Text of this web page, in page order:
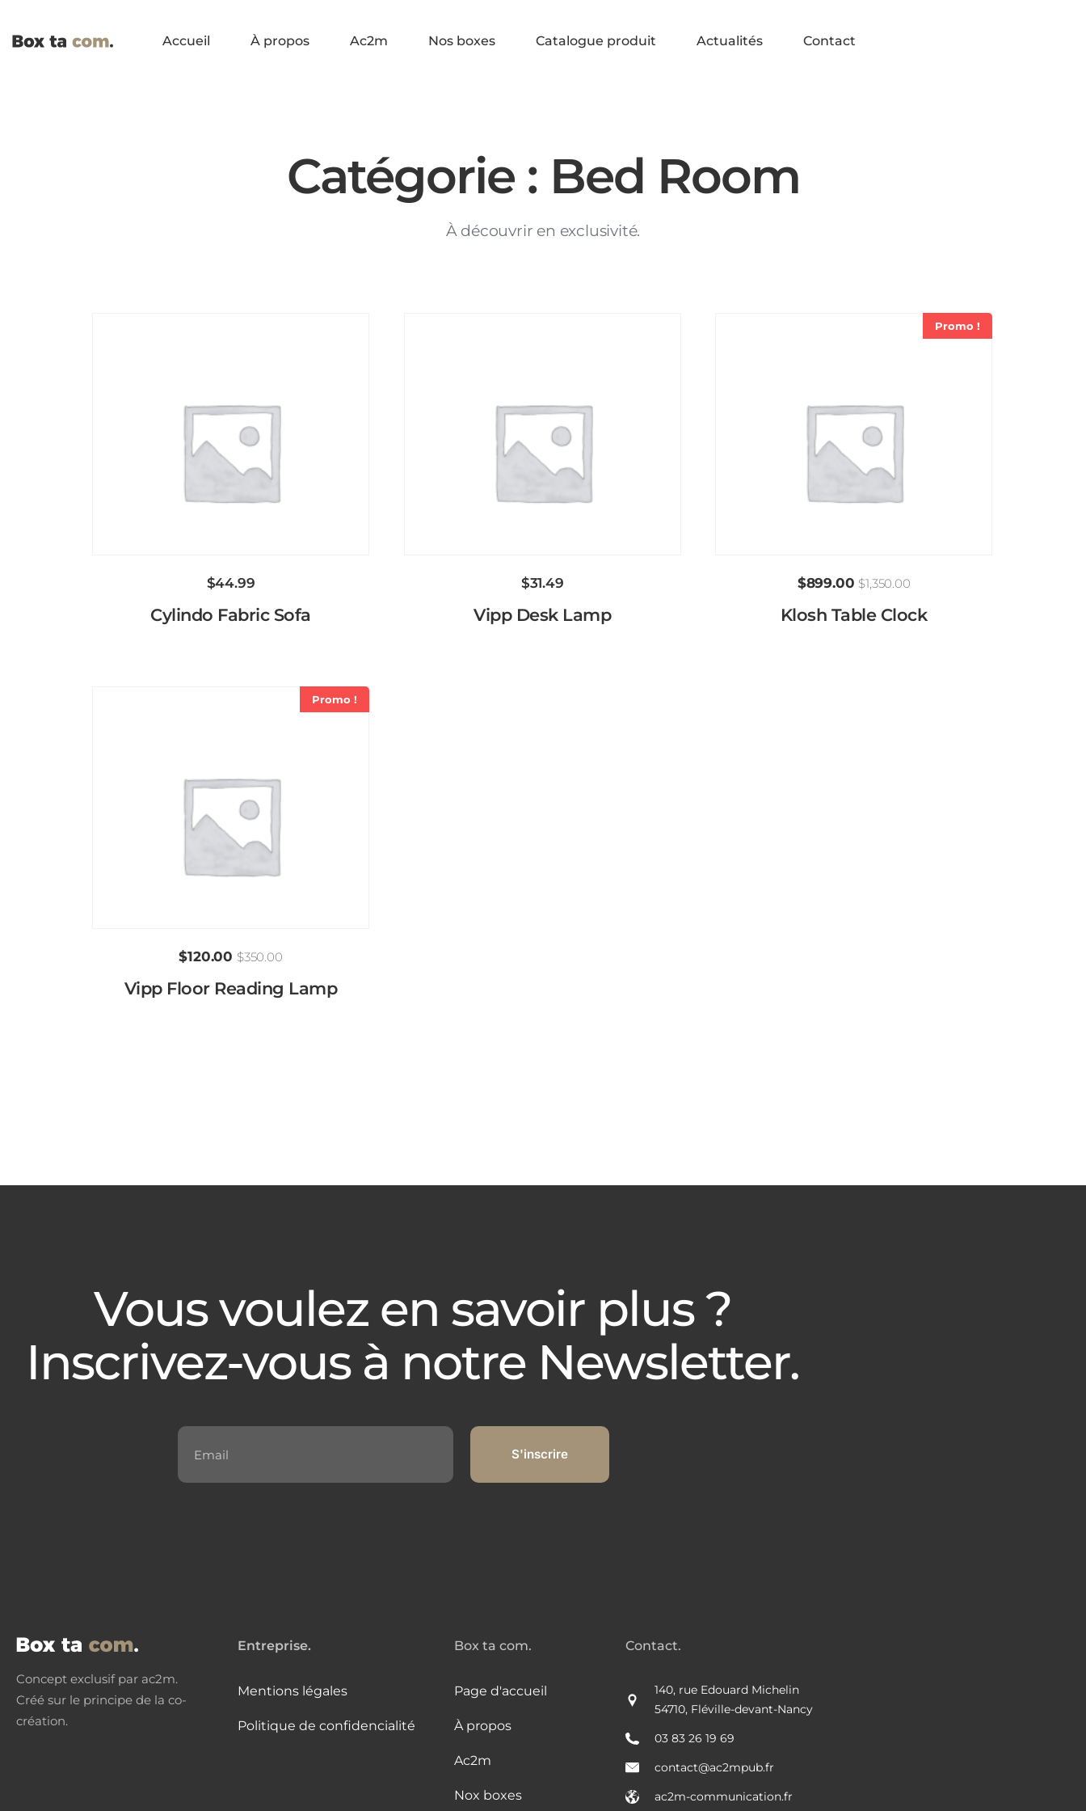
Accueil À propos Ac2m Nos boxes Catalogue produit Actualités Contact
Catégorie : Bed Room
À découvrir en exclusivité.
Cylindo Fabric Sofa
$44.99
Vipp Desk Lamp
$31.49
Promo !
Klosh Table Clock
$1,350.00
$899.00
Promo !
Vipp Floor Reading Lamp
$350.00
$120.00
Vous voulez en savoir plus ?
Inscrivez-vous à notre Newsletter.
Concept exclusif par ac2m.
Créé sur le principe de la co-
création.
Entreprise.
Mentions légales
Politique de confidencialité
Box ta com.
Page d'accueil
À propos
Ac2m
Nox boxes
Contact.
140, rue Edouard Michelin
54710, Fléville-devant-Nancy
03 83 26 19 69
contact@ac2mpub.fr
ac2m-communication.fr